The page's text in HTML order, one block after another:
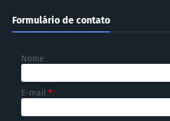
Formulário de contato
Nome
E-mail *